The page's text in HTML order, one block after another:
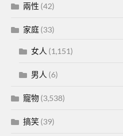
兩性 (42)
家庭 (33)
女人 (1,151)
男人 (6)
寵物 (3,538)
搞笑 (39)